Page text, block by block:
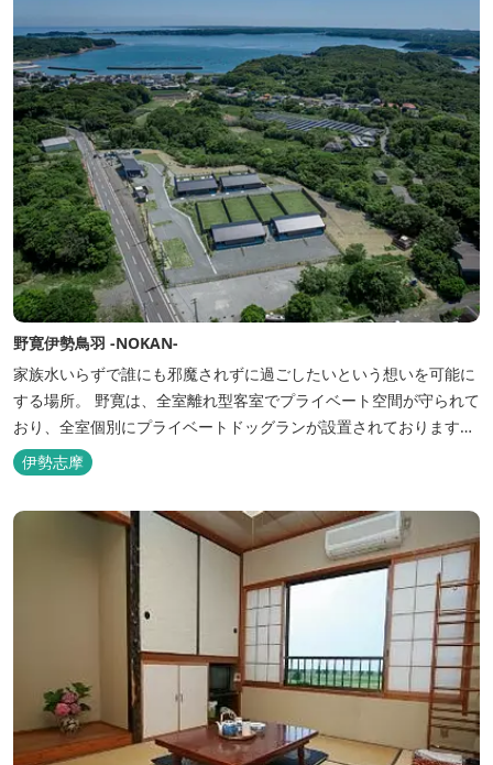
野寛伊勢鳥羽 -NOKAN-
家族水いらずで誰にも邪魔されずに過ごしたいという想いを可能に
する場所。 野寛は、全室離れ型客室でプライベート空間が守られて
おり、全室個別にプライベートドッグランが設置されております。
室内面積66㎡～115㎡、プライベートドッグラン面積140㎡～330㎡
を設置した広い作りで、 和モダンをコンセプトとした洗練されたデ
伊勢志摩